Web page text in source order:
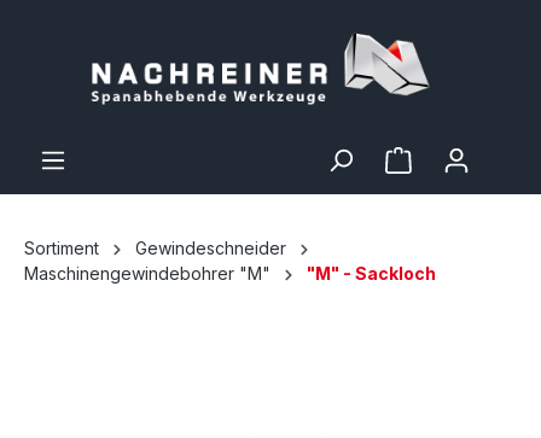
Sortiment
Gewindeschneider
Maschinengewindebohrer "M"
"M" - Sackloch